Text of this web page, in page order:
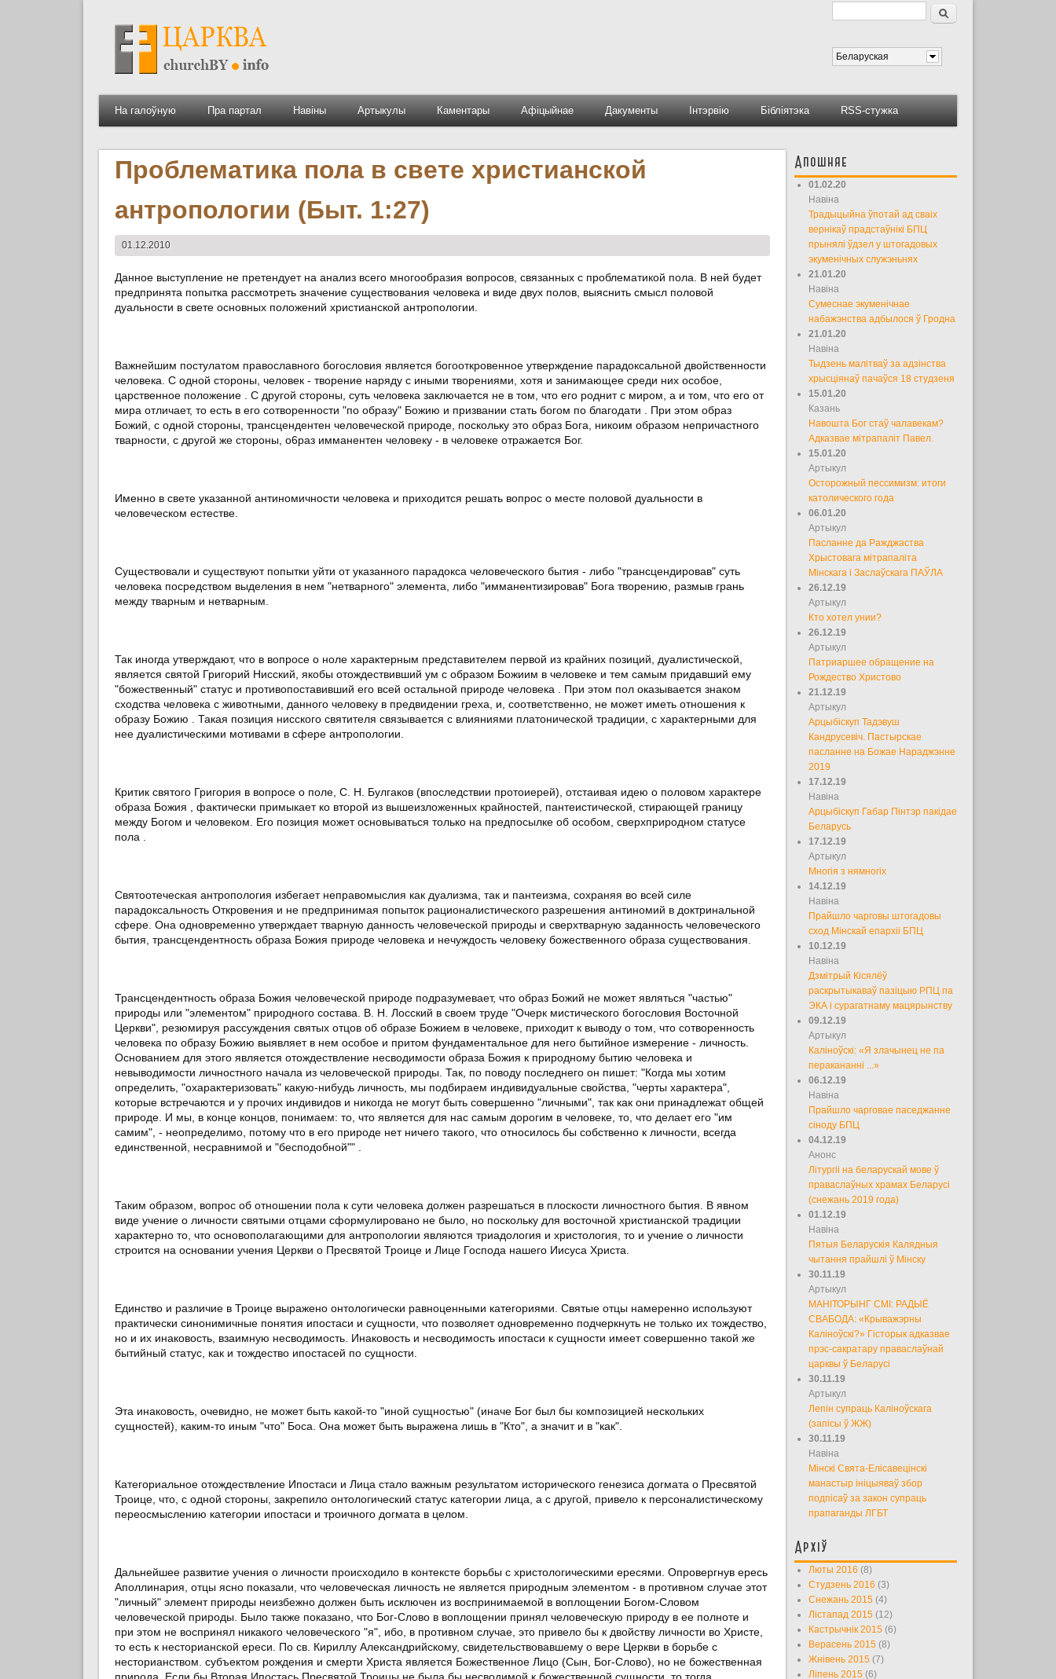
Форма пошуку
Пошук
Беларуская
На галоўную Пра партал Навіны Артыкулы Каментары Афіцыйнае Дакументы Інтэрвію Бібліятэка RSS-стужка
Проблематика пола в свете христианской
антропологии (Быт. 1:27)
01.12.2010
Данное выступление не претендует на анализ всего многообразия вопросов, связанных с проблематикой пола. В ней будет
предпринята попытка рассмотреть значение существования человека и виде двух полов, выяснить смысл половой
дуальности в свете основных положений христианской антропологии.
Важнейшим постулатом православного богословия является богооткровенное утверждение парадоксальной двойственности
человека. С одной стороны, человек - творение наряду с иными творениями, хотя и занимающее среди них особое,
царственное положение . C другой стороны, суть человека заключается не в том, что его роднит с миром, а и том, что его от
мира отличает, то есть в его сотворенности "по образу" Божию и призвании стать богом по благодати . При этом образ
Божий, с одной стороны, трансцендентен человеческой природе, поскольку это образ Бога, никоим образом непричастного
тварности, с другой же стороны, o6paз имманентен человеку - в человеке отражается Бог.
Именно в свете указанной антиномичности человека и приходится решать вопрос о месте половой дуальности в
человеческом естестве.
Существовали и существуют попытки уйти от указанного парадокса человеческого бытия - либо "трансцендировав" суть
человека посредством выделения в нем "нетварного" элемента, либо "имманентизировав" Бога творению, размыв грань
между тварным и нетварным.
Так иногда утверждают, что в вопросе о ноле характерным представителем первой из крайних позиций, дуалистической,
является святой Григорий Нисский, якобы отождествивший ум с образом Божиим в человеке и тем самым придавший ему
"божественный" статус и противопоставивший его всей остальной природе человека . При этом пол оказывается знаком
сходства человека с животными, данного человеку в предвидении греха, и, соответственно, не может иметь отношения к
образу Божию . Такая позиция нисского святителя связывается с влияниями платонической традиции, с характерными для
нее дуалистическими мотивами в сфере антропологии.
Критик святого Григория в вопросе о поле, С. Н. Булгаков (впоследствии протоиерей), отстаивая идею о половом характере
образа Божия , фактически примыкает ко второй из вышеизложенных крайностей, пантеистической, стирающей границу
между Богом и человеком. Его позиция может основываться только на предпосылке об особом, сверхприродном статусе
пола .
Святоотеческая антропология избегает неправомыслия как дуализма, так и пантеизма, сохраняя во всей силе
парадоксальность Откровения и не предпринимая попыток рационалистического разрешения антиномий в доктринальной
сфере. Она одновременно утверждает тварную данность человеческой природы и сверхтварную заданность человеческого
бытия, трансцендентность образа Божия природе человека и нечуждость человеку божественного образа существования.
Трансцендентность образа Божия человеческой природе подразумевает, что образ Божий не может являться "частью"
природы или "элементом" природного состава. В. Н. Лосский в своем труде "Очерк мистического богословия Восточной
Церкви", резюмируя рассуждения святых отцов об образе Божием в человеке, приходит к выводу о том, что сотворенность
человека по образу Божию выявляет в нем особое и притом фундаментальное для него бытийное измерение - личность.
Основанием для этого является отождествление несводимости образа Божия к природному бытию человека и
невыводимости личностного начала из человеческой природы. Так, по поводу последнего он пишет: "Когда мы хотим
определить, "охарактеризовать" какую-нибудь личность, мы подбираем индивидуальные свойства, "черты характера",
которые встречаются и у прочих индивидов и никогда не могут быть совершенно "личными", так как они принадлежат общей
природе. И мы, в конце концов, понимаем: то, что является для нас самым дорогим в человеке, то, что делает его "им
самим", - неопределимо, потому что в его природе нет ничего такого, что относилось бы собственно к личности, всегда
единственной, несравнимой и "бесподобной"" .
Таким образом, вопрос об отношении пола к сути человека должен разрешаться в плоскости личностного бытия. В явном
виде учение о личности святыми отцами сформулировано не было, но поскольку для восточной христианской традиции
характерно то, что основополагающими для антропологии являются триадология и христология, то и учение о личности
строится на основании учения Церкви о Пресвятой Троице и Лице Господа нашего Иисуса Христа.
Единство и различие в Троице выражено онтологически равноценными категориями. Святые отцы намеренно используют
практически синонимичные понятия ипостаси и сущности, что позволяет одновременно подчеркнуть не только их тождество,
но и их инаковость, взаимную несводимость. Инаковость и несводимость ипостаси к сущности имеет совершенно такой же
бытийный статус, как и тождество ипостасей по сущности.
Эта инаковость, очевидно, не может быть какой-то "иной сущностью" (иначе Бог был бы композицией нескольких
сущностей), каким-то иным "что" Боса. Она может быть выражена лишь в "Кто", а значит и в "как".
Категориальное отождествление Ипостаси и Лица стало важным результатом исторического генезиса догмата о Пресвятой
Троице, что, с одной стороны, закрепило онтологический статус категории лица, а с другой, привело к персоналистическому
переосмыслению категории ипостаси и троичного догмата в целом.
Дальнейшее развитие учения о личности происходило в контексте борьбы с христологическими ересями. Опровергнув ересь
Аполлинария, отцы ясно показали, что человеческая личность не является природным элементом - в противном случае этот
"личный" элемент природы неизбежно должен быть исключен из воспринимаемой в воплощении Богом-Словом
человеческой природы. Было также показано, что Бог-Слово в воплощении принял человеческую природу в ее полноте и
при этом не воспринял никакого человеческого "я", ибо, в противном случае, это привело бы к двойству личности во Христе,
то есть к несторианской ереси. По св. Кириллу Александрийскому, свидетельствовавшему о вере Церкви в борьбе с
несторианством. субъектом рождения и смерти Христа является Божественное Лицо (Сын, Бог-Слово), но не божественная
Апошняе
01.02.20
Навіна
Традыцыйна ўпотай ад сваіх
вернікаў прадстаўнікі БПЦ
прынялі ўдзел у штогадовых
экуменічных служэньнях
21.01.20
Навіна
Сумеснае экуменічнае
набажэнства адбылося ў Гродна
21.01.20
Навіна
Тыдзень малітваў за адзінства
хрысціянаў пачаўся 18 студзеня
15.01.20
Казань
Навошта Бог стаў чалавекам?
Адказвае мітрапаліт Павел.
15.01.20
Артыкул
Осторожный пессимизм: итоги
католического года
06.01.20
Артыкул
Пасланне да Ражджаства
Хрыстовага мітрапаліта
Мінскага і Заслаўскага ПАЎЛА
26.12.19
Артыкул
Кто хотел унии?
26.12.19
Артыкул
Патриаршее обращение на
Рождество Христово
21.12.19
Артыкул
Арцыбіскуп Тадэвуш
Кандрусевіч. Пастырскае
пасланне на Божае Нараджэнне
2019
17.12.19
Навіна
Арцыбіскуп Габар Пінтэр пакідае
Беларусь
17.12.19
Артыкул
Многія з нямногіх
14.12.19
Навіна
Прайшло чарговы штогадовы
сход Мінскай епархіі БПЦ
10.12.19
Навіна
Дзмітрый Кісялёў
раскрытыкаваў пазіцыю РПЦ па
ЭКА і сурагатнаму мацярынству
09.12.19
Артыкул
Каліноўскі: «Я злачынец не па
перакананні ...»
06.12.19
Навіна
Прайшло чарговае паседжанне
сіноду БПЦ
04.12.19
Анонс
Літургіі на беларускай мове ў
праваслаўных храмах Беларусі
(снежань 2019 года)
01.12.19
Навіна
Пятыя Беларускія Калядныя
чытання прайшлі ў Мінску
30.11.19
Артыкул
МАНІТОРЫНГ СМІ: РАДЫЁ
СВАБОДА: «Крыважэрны
Каліноўскі?» Гісторык адказвае
прэс-сакратару праваслаўнай
царквы ў Беларусі
30.11.19
Артыкул
Лепін супраць Каліноўскага
(запісы ў ЖЖ)
30.11.19
Навіна
Мінскі Свята-Елісавецінскі
манастыр ініцыяваў збор
подпісаў за закон супраць
прапаганды ЛГБТ
Архіў
Люты 2016 (8)
Студзень 2016 (3)
Снежань 2015 (4)
Лістапад 2015 (12)
Кастрычнік 2015 (6)
Верасень 2015 (8)
Жнівень 2015 (7)
Ліпень 2015 (6)